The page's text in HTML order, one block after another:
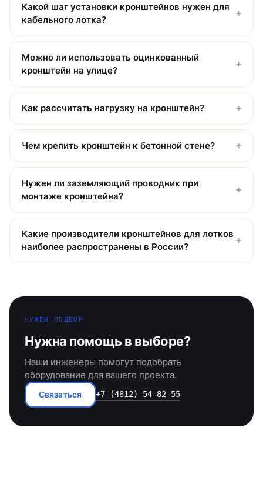
Какой шаг установки кронштейнов нужен для
кабельного лотка?
+
Можно ли использовать оцинкованный
кронштейн на улице?
+
Как рассчитать нагрузку на кронштейн? +
Чем крепить кронштейн к бетонной стене? +
Нужен ли заземляющий проводник при
монтаже кронштейна?
+
Какие производители кронштейнов для лотков
наиболее распространены в России?
+
НУЖЕН ПОДБОР
Нужна помощь в выборе?
Наши инженеры помогут подобрать
оборудование для вашего проекта.
Связаться +7 (4812) 54-82-55